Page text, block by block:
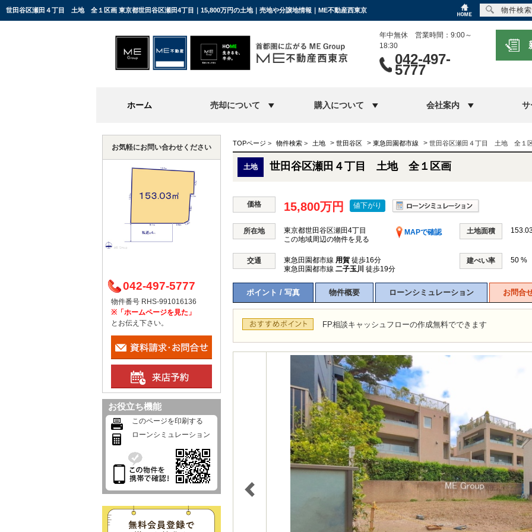
世田谷区瀬田４丁目 土地 全１区画 東京都世田谷区瀬田4丁目｜15,800万円の土地｜売地や分譲地情報｜ME不動産西東京
年中無休 営業時間：9:00～
18:30
042-497-
5777
ホーム 売却について 購入について 会社案内
TOPページ > 物件検索 > 土地 > 世田谷区 > 東急田園都市線 > 世田谷区瀬田４丁目 土地 全１
土地 世田谷区瀬田４丁目 土地 全１区画
価格 15,800万円 値下がり
所在地 東京都世田谷区瀬田4丁目
MAPで確認
この地域周辺の物件を見る
土地面積
交通 東急田園都市線 用賀 徒歩16分
東急田園都市線 二子玉川 徒歩19分
建ぺい率 50 %
ポイント / 写真 物件概要 ローンシミュレーション お問合
FP相談キャッシュフローの作成無料でできます
お気軽にお問い合わせください
042-497-5777
物件番号 RHS-991016136
※「ホームページを見た」
とお伝え下さい。
お役立ち機能
このページを印刷する
ローンシミュレーション
物件検索